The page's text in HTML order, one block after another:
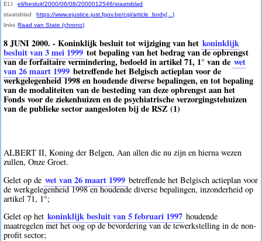
ELI
eli/besluit/2000/06/08/2000012546/staatsblad
staatsblad
https://www.ejustice.just.fgov.be/cgi/article_body(...)
links Raad van State (chrono)
8 JUNI 2000. - Koninklijk besluit tot wijziging van het koninklijk
besluit van 3 mei 1999 tot bepaling van het bedrag van de opbrengst
van de forfaitaire vermindering, bedoeld in artikel 71, 1° van de wet
van 26 maart 1999 betreffende het Belgisch actieplan voor de
werkgelegenheid 1998 en houdende diverse bepalingen, en tot bepaling
van de modaliteiten van de besteding van deze opbrengst aan het
Fonds voor de ziekenhuizen en de psychiatrische verzorgingstehuizen
van de publieke sector aangesloten bij de RSZ (1)
ALBERT II, Koning der Belgen, Aan allen die nu zijn en hierna wezen
zullen, Onze Groet.
Gelet op de wet van 26 maart 1999 betreffende het Belgisch actieplan voor
de werkgelegenheid 1998 en houdende diverse bepalingen, inzonderheid op
artikel 71, 1°;
Gelet op het koninklijk besluit van 5 februari 1997 houdende
maatregelen met het oog op de bevordering van de tewerkstelling in de non-
profit sector;